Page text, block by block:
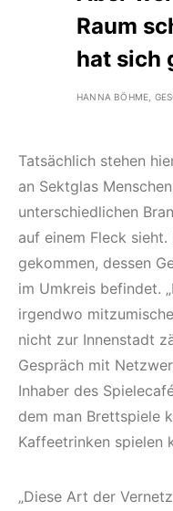
Raum
hat sich
HANNA BÖHME,
Tatsächlich stehen
an Sektglas
unterschiedlichen
auf einem Fleck
gekommen, dessen
im Umkreis befindet.
irgendwo
nicht zur Innenstadt
Gespräch mit
Inhaber des
dem man Brettspiele
Kaffeetrinken spielen
„Diese Art der